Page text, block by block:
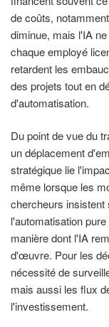
de coûts,
diminue, mais l'IA
chaque employé
retardent les
des projets tout en
d'automatisation.
Du point de vue du
un déplacement
stratégique lie
même lorsque les
chercheurs insistent
l'automatisation
manière dont l'IA
d'œuvre. Pour les
nécessité de
mais aussi les flux
l'investissement.